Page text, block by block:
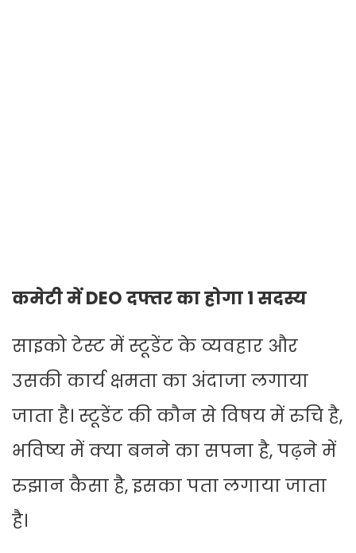
कमेटी में DEO दफ्तर का होगा 1 सदस्य
साइको टेस्ट में स्टूडेंट के व्यवहार और
उसकी कार्य क्षमता का अंदाजा लगाया
जाता है। स्टूडेंट की कौन से विषय में रुचि है,
भविष्य में क्या बनने का सपना है, पढ़ने में
रुझान कैसा है, इसका पता लगाया जाता
है।